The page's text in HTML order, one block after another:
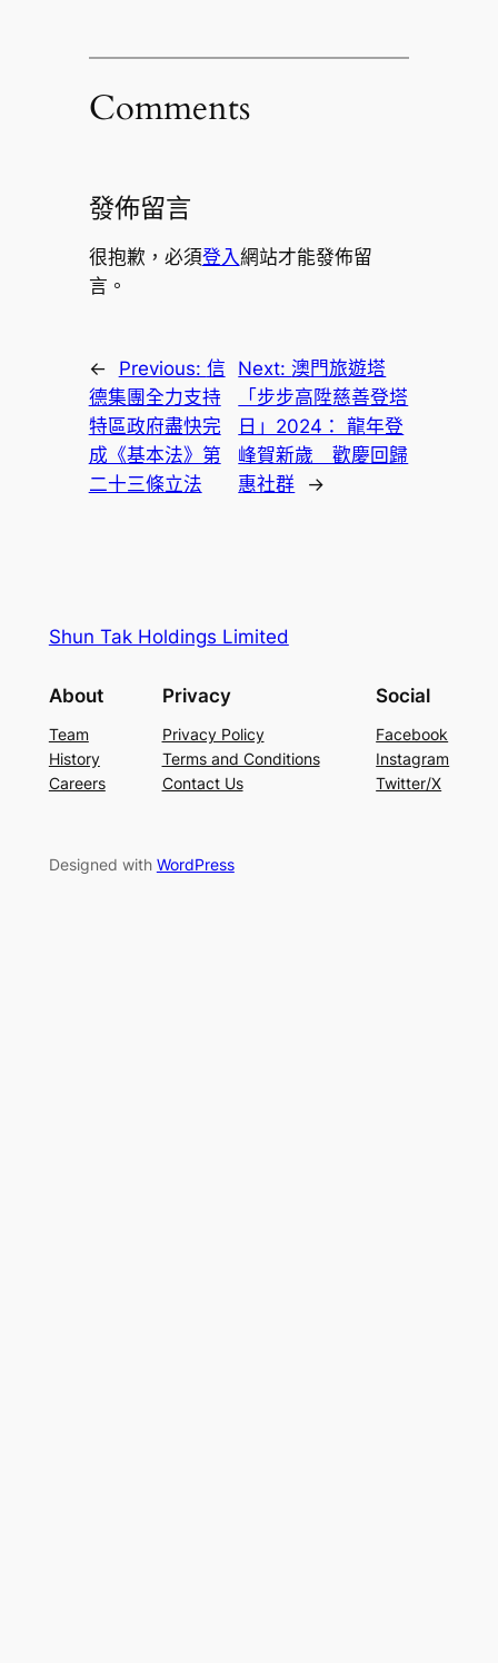
Comments
發佈留言
很抱歉，必須登入網站才能發佈留
言。
← Previous: 信
德集團全力支持
特區政府盡快完
成《基本法》第
二十三條立法
Next:澳門旅遊塔
「步步高陞慈善登塔
日」2024： 龍年登
峰賀新歲 歡慶回歸
惠社群
→
Shun Tak Holdings Limited
About
Team
History
Careers
Privacy
Privacy Policy
Terms and Conditions
Contact Us
Social
Facebook
Instagram
Twitter/X
Designed with WordPress